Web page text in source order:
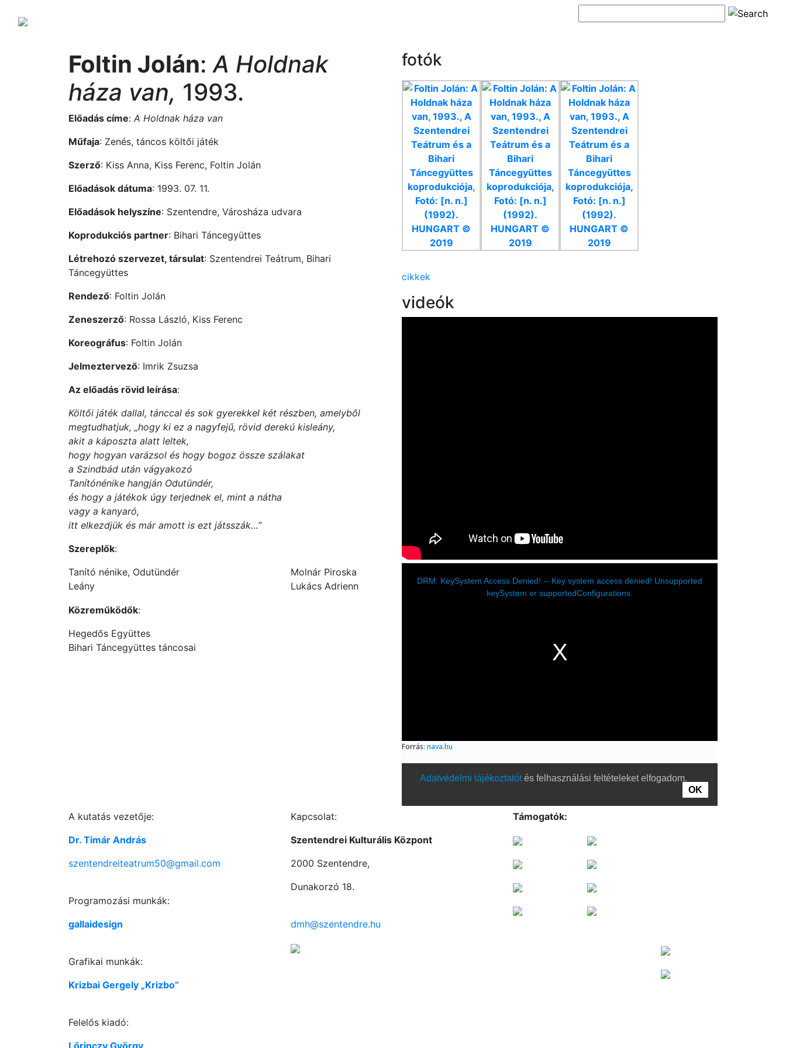
Foltin Jolán:A Holdnak
háza van, 1993.
Előadás címe: A Holdnak háza van
Műfaja: Zenés, táncos költői játék
Szerző: Kiss Anna, Kiss Ferenc, Foltin Jolán
Előadások dátuma: 1993. 07. 11.
Előadások helyszíne: Szentendre, Városháza udvara
Koprodukciós partner: Bihari Táncegyüttes
Létrehozó szervezet, társulat: Szentendrei Teátrum, Bihari
Táncegyüttes
Rendező: Foltin Jolán
Zeneszerző: Rossa László, Kiss Ferenc
Koreográfus: Foltin Jolán
Jelmeztervező: Imrik Zsuzsa
Az előadás rövid leírása:
Költői játék dallal, tánccal és sok gyerekkel két részben, amelyből
megtudhatjuk, „hogy ki ez a nagyfejű, rövid derekú kisleány,
akit a káposzta alatt leltek,
hogy hogyan varázsol és hogy bogoz össze szálakat
a Szindbád után vágyakozó
Tanítónénike hangján Odutündér,
és hogy a játékok úgy terjednek el, mint a nátha
vagy a kanyaró,
itt elkezdjük és már amott is ezt játsszák…”
Szereplők:
Tanító nénike, Odutündér
Molnár Piroska
Leány
Lukács Adrienn
Közreműködők:
Hegedős Együttes
Bihari Táncegyüttes táncosai
fotók
cikkek
videók
A kutatás vezetője:
Dr. Timár András
szentendreiteatrum50@gmail.com
Programozási munkák:
gallaidesign
Grafikai munkák:
Krizbai Gergely „Krizbo”
Felelős kiadó:
Lőrinczy György
Kapcsolat:
Szentendrei Kulturális Központ
2000 Szentendre,
Dunakorzó 18.
dmh@szentendre.hu
Támogatók: